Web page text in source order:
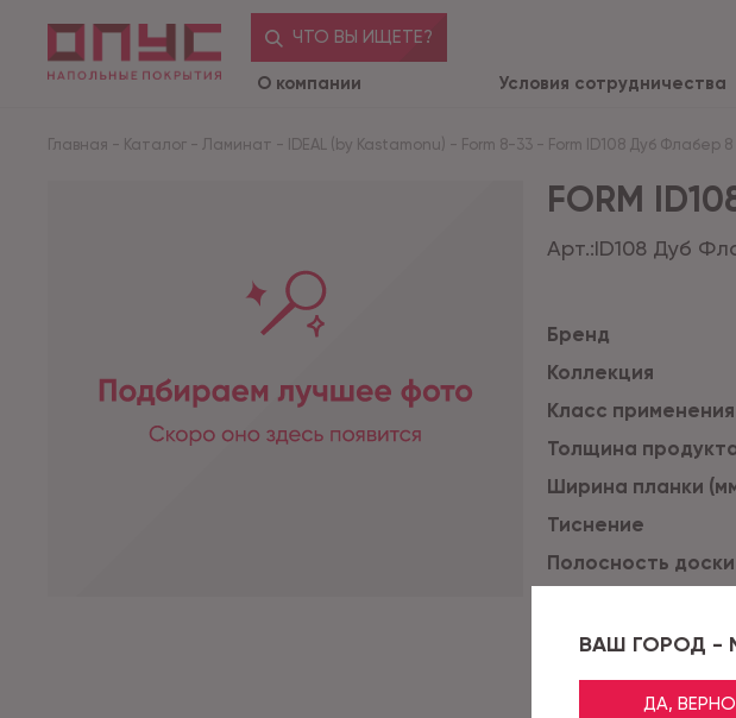
ВАШ ГОРОД -
ДА, ВЕРНО
ЧТО ВЫ ИЩЕТЕ?
О компании Условия сотрудничества
Главная - Каталог - Ламинат - IDEAL (by Kastamonu) - Form 8-33 - Form ID108 Дуб Флабер
FORM
Арт.:ID108 Дуб
Бренд
Коллекция
Класс применения
Толщина
Ширина планки
Тиснение
Полосность доски